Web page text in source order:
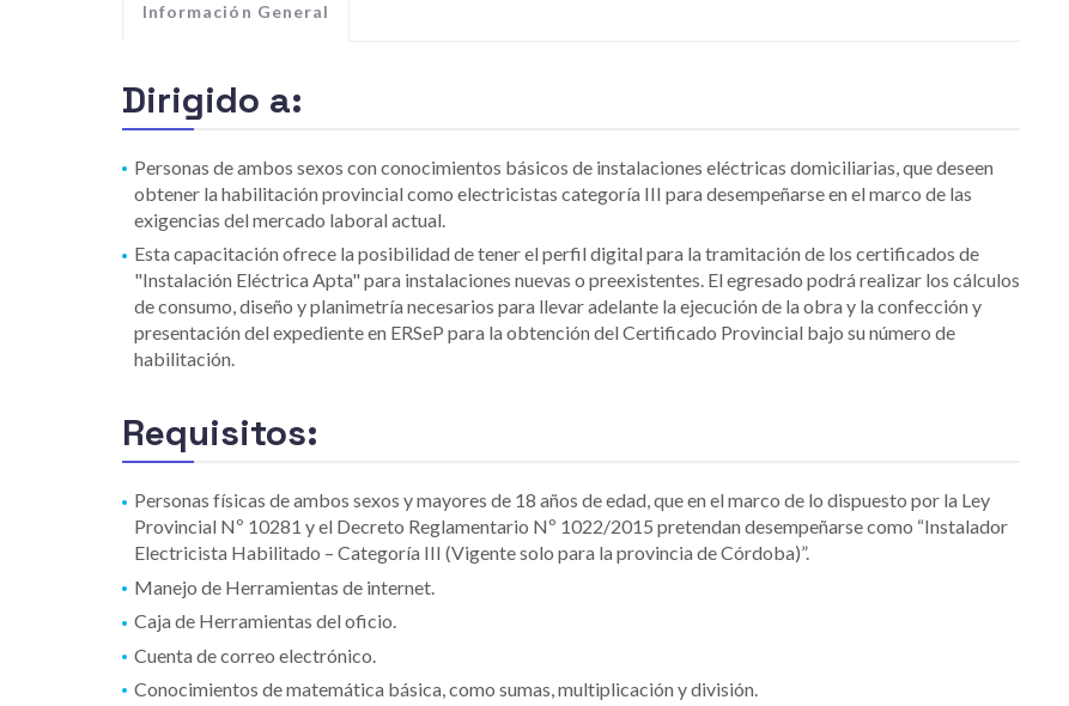
Información General
Dirigido a:
Personas de ambos sexos con conocimientos básicos de instalaciones eléctricas domiciliarias, que deseen
obtener la habilitación provincial como electricistas categoría III para desempeñarse en el marco de las
exigencias del mercado laboral actual.
Esta capacitación ofrece la posibilidad de tener el perfil digital para la tramitación de los certificados de
"Instalación Eléctrica Apta" para instalaciones nuevas o preexistentes. El egresado podrá realizar los cálculos
de consumo, diseño y planimetría necesarios para llevar adelante la ejecución de la obra y la confección y
presentación del expediente en ERSeP para la obtención del Certificado Provincial bajo su número de
habilitación.
Requisitos:
Personas físicas de ambos sexos y mayores de 18 años de edad, que en el marco de lo dispuesto por la Ley
Provincial Nº 10281 y el Decreto Reglamentario Nº 1022/2015 pretendan desempeñarse como “Instalador
Electricista Habilitado – Categoría III (Vigente solo para la provincia de Córdoba)”.
Manejo de Herramientas de internet.
Caja de Herramientas del oficio.
Cuenta de correo electrónico.
Conocimientos de matemática básica, como sumas, multiplicación y división.